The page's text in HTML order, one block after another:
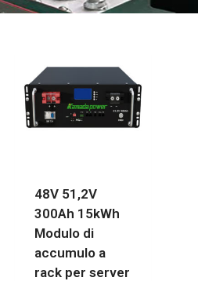
48V 51,2V
300Ah 15kWh
Modulo di
accumulo a
rack per server